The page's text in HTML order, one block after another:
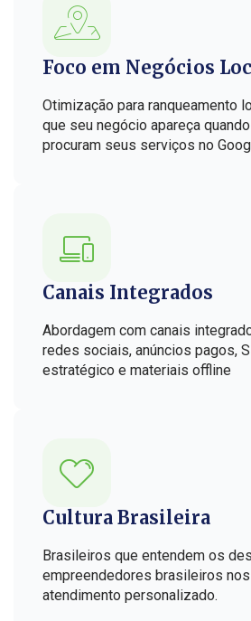
Foco em Negócios
Otimização para ranqueamento
que seu negócio apareça
procuram seus serviços no
Canais Integrados
Abordagem com canais
redes sociais, anúncios pagos,
estratégico e materiais offline
Cultura Brasileira
Brasileiros que entendem os
empreendedores brasileiros
atendimento personalizado.